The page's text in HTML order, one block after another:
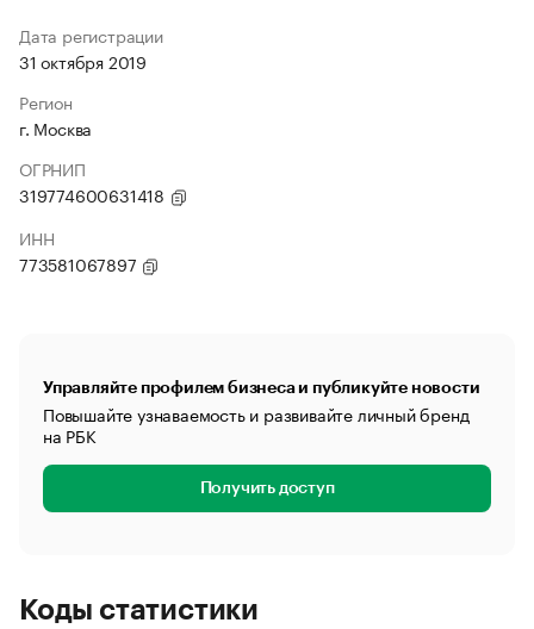
Дата регистрации
31 октября 2019
Регион
г. Москва
ОГРНИП
319774600631418
ИНН
773581067897
Управляйте профилем бизнеса и публикуйте новости
Повышайте узнаваемость и развивайте личный бренд
на РБК
Получить доступ
Коды статистики